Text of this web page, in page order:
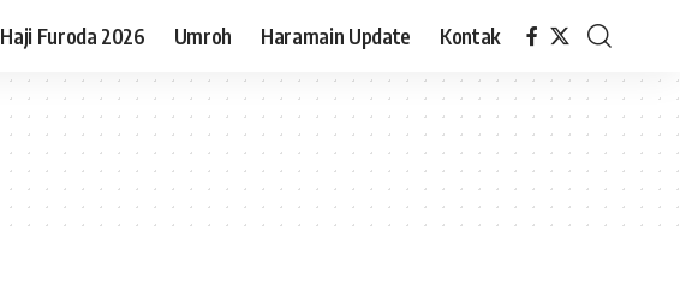
Haji Furoda 2026 Umroh Haramain Update Kontak